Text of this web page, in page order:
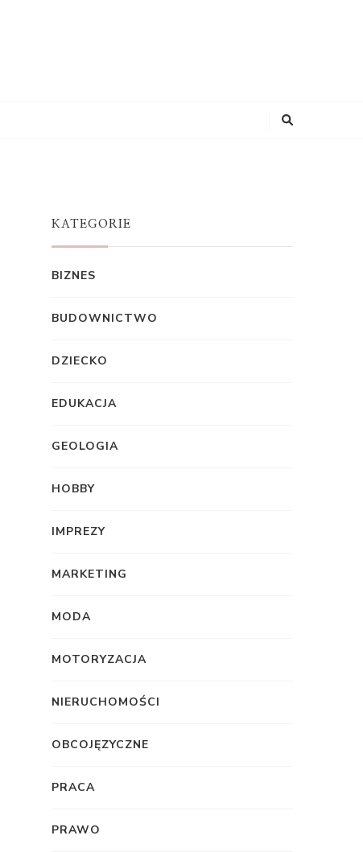
KATEGORIE
BIZNES
BUDOWNICTWO
DZIECKO
EDUKACJA
GEOLOGIA
HOBBY
IMPREZY
MARKETING
MODA
MOTORYZACJA
NIERUCHOMOŚCI
OBCOJĘZYCZNE
PRACA
PRAWO